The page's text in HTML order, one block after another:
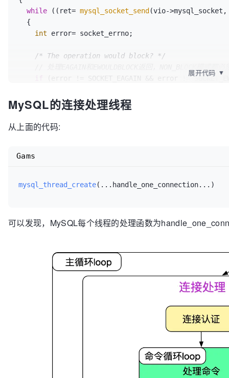
while ((ret= mysql_socket_send (vio-
int error= socket_errno;
/* The operation would block? */
if (error != SOCKET_EAGAIN && error !=
/* Wait for the output buffer to become
if ((ret=
}
展开代码 ▼
MySQL的连接处理线程
从上面的代码:
mysql_thread_create( ...handle_one_connection... )
Gams
可以发现，MySQL每个线程的处理函数为